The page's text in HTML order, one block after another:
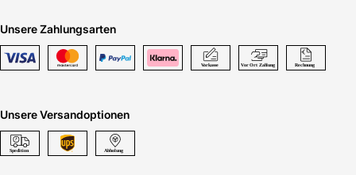
Unsere Zahlungsarten
Unsere Versandoptionen